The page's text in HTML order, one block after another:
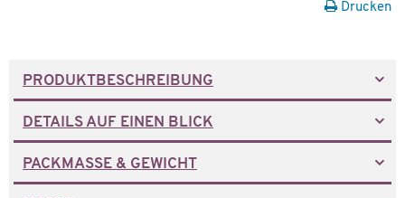
Drucken
PRODUKTBESCHREIBUNG
DETAILS AUF EINEN BLICK
PACKMASSE & GEWICHT